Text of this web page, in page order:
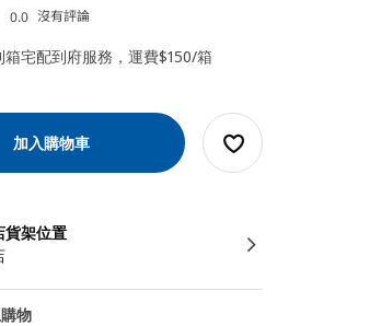
0.0 沒有評論
箱宅配到府服務，運費$150/箱
加入購物車
貨架位置
物